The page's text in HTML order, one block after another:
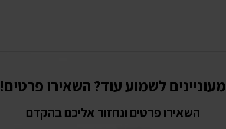
מעוניינים לשמוע עוד? השאירו פרטים!
השאירו פרטים ונחזור אליכם בהקדם